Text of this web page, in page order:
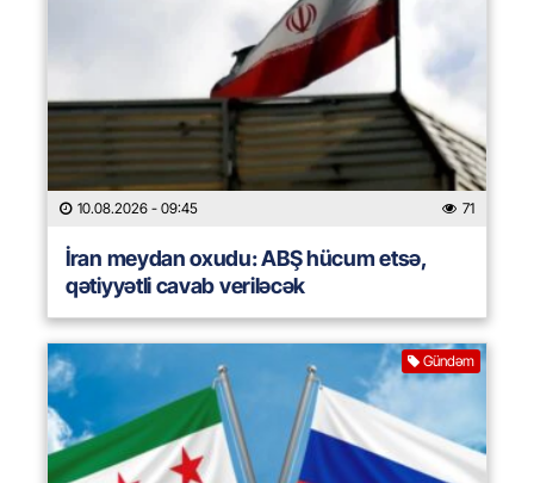
10.08.2026 - 09:45 71
İran meydan oxudu: ABŞ hücum etsə,
qətiyyətli cavab veriləcək
Gündəm